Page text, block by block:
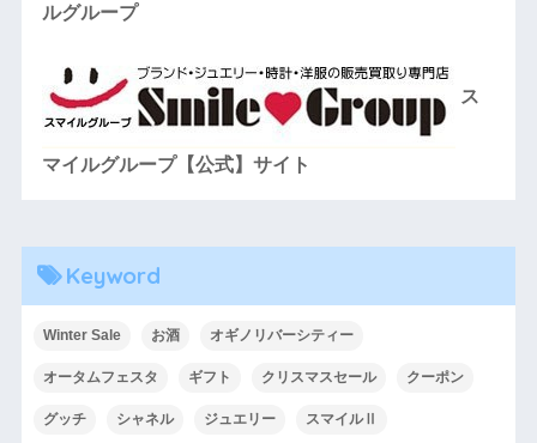
ルグループ
ス
マイルグループ【公式】サイト
Keyword
Winter Sale お酒 オギノリバーシティー
オータムフェスタ ギフト クリスマスセール クーポン
グッチ シャネル ジュエリー スマイルⅡ